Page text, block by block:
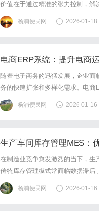
价值在于通过精准的张力控制，解
年行业实践与技术研究，从原理
管理者提供实用指南。一、恒张力
杨浦便民网 2026-01-18
电商ERP系统：提升电商
随着电子商务的迅猛发展，企业
务的快速扩张和多样化需求。电商
生，成为电商企业提升运营效率
和高效化。通过系统集成多平台订
杨浦便民网 2026-01-16
生产车间库存管理MES：
在制造业竞争愈发激烈的当下，生
传统库存管理模式常面临数据滞后
MES系统的出现，为企业库存精
理，实现降本增效，成为众多企业
杨浦便民网 2026-01-16